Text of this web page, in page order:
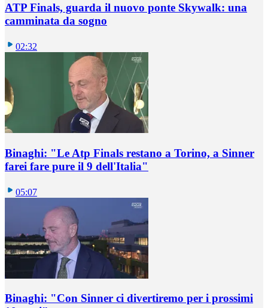
ATP Finals, guarda il nuovo ponte Skywalk: una
camminata da sogno
02:32
Binaghi: "Le Atp Finals restano a Torino, a Sinner
farei fare pure il 9 dell'Italia"
05:07
Binaghi: "Con Sinner ci divertiremo per i prossimi